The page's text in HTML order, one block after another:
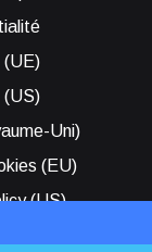
(UE)
(US)
Uni)
(EU)
(US)
Capitale